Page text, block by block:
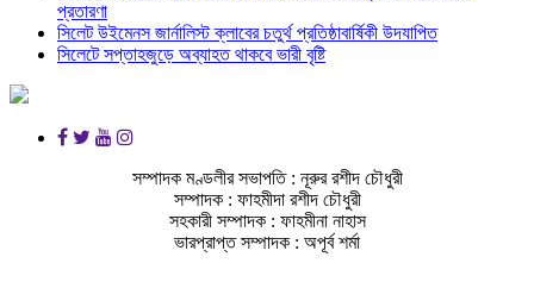
প্রতারণা
সিলেট উইমেনস জার্নালিস্ট ক্লাবের চতুর্থ প্রতিষ্ঠাবার্ষিকী উদযাপিত
সিলেটে সপ্তাহজুড়ে অব্যাহত থাকবে ভারী বৃষ্টি
সম্পাদক মণ্ডলীর সভাপতি : নূরুর রশীদ চৌধুরী
সম্পাদক : ফাহমীদা রশীদ চৌধুরী
সহকারী সম্পাদক : ফাহমীনা নাহাস
ভারপ্রাপ্ত সম্পাদক : অপূর্ব শর্মা